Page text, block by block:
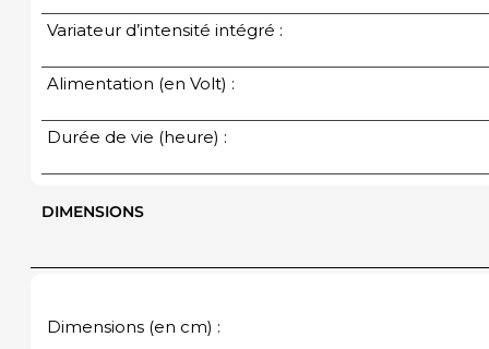
Variateur d’intensité intégré :
Alimentation (en Volt) :
Durée de vie (heure) :
DIMENSIONS
Dimensions (en cm) :